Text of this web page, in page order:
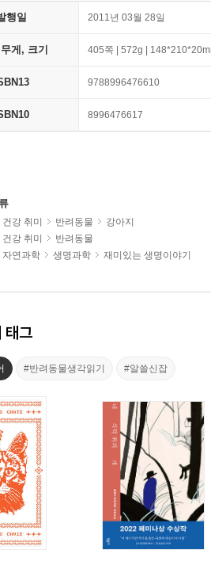
행일 2011년 03월 28일
게, 크기 405쪽 | 572g |
9788996476610
8996476617
건강 취미 반려동물
강아지
건강 취미
반려동물
자연과학 생명과학 재미있는 생명이야기
태그
#반려동물생각읽기 #알쓸신잡